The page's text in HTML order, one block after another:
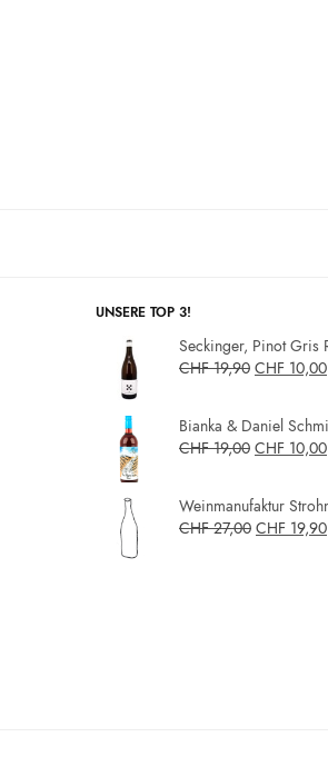
UNSERE TOP 3!
Seckinger, Pinot Gris
CHF19,90 CHF 10,00
Bianka & Daniel
CHF19,00 CHF 10,00
Weinmanufaktur
CHF27,00 CHF 19,90